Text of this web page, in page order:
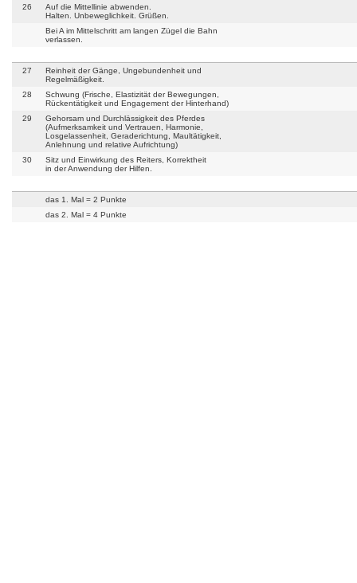
26
Auf die Mittellinie abwenden.
Halten. Unbeweglichkeit. Grüßen.
Bei A im Mittelschritt am langen Zügel die Bahn
verlassen.
27
Reinheit der Gänge, Ungebundenheit und
Regelmäßigkeit.
28
Schwung (Frische, Elastizität der Bewegungen,
Rückentätigkeit und Engagement der Hinterhand)
29
Gehorsam und Durchlässigkeit des Pferdes
(Aufmerksamkeit und Vertrauen, Harmonie,
Losgelassenheit, Geraderichtung, Maultätigkeit,
Anlehnung und relative Aufrichtung)
30
Sitz und Einwirkung des Reiters, Korrektheit
in der Anwendung der Hilfen.
das 1. Mal = 2 Punkte
das 2. Mal = 4 Punkte